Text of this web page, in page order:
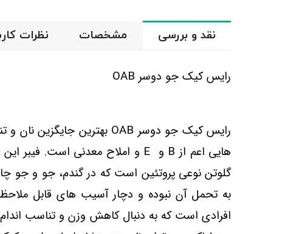
نقد و بررسی مشخصات نظرات
رایس کیک جو دوسر OAB
رایس کیک جو دوسر OABبهترین جایگزین نان
هایی اعم ازB و E و املاح معدنی است. فیبر
گلوتن نوعی پروتئین است که در گندم، جو و جو
به تحمل آن نبوده و دچار آسیب های قابل
افرادی است که به دنبال کاهش وزن و تناسب